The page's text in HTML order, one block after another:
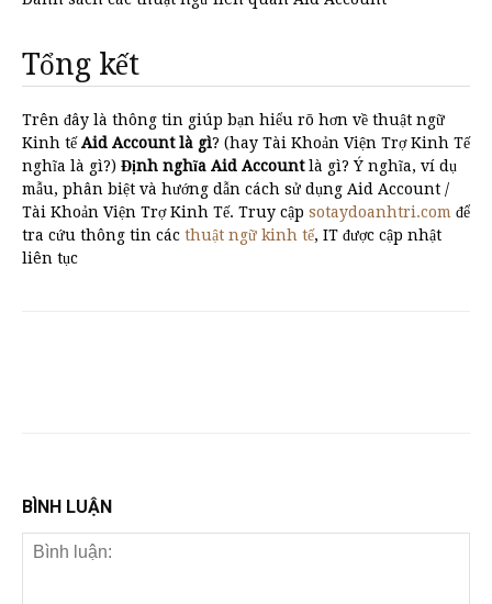
Tổng kết
Trên đây là thông tin giúp bạn hiểu rõ hơn về thuật ngữ
Kinh tếAid Account là gì? (hay Tài Khoản Viện Trợ Kinh Tế
nghĩa là gì?) Định nghĩa Aid Accountlà gì? Ý nghĩa, ví dụ
mẫu, phân biệt và hướng dẫn cách sử dụng Aid Account /
Tài Khoản Viện Trợ Kinh Tế. Truy cập sotaydoanhtri.com để
tra cứu thông tin các thuật ngữ kinh tế, IT được cập nhật
liên tục
BÌNH LUẬN